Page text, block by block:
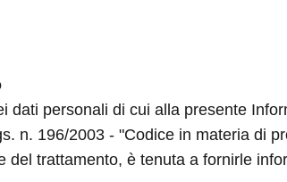
dati personali di cui alla presente
n. 196/2003 - "Codice in materia di
del trattamento, è tenuta a fornirle